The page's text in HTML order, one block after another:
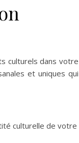
culturels dans votre
et uniques qui
culturelle de votre